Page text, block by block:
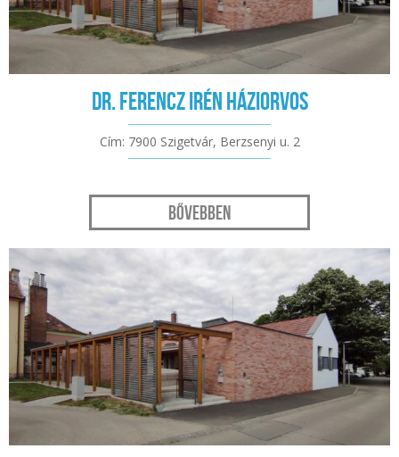
Dr. Ferencz Irén háziorvos
Cím: 7900 Szigetvár, Berzsenyi u. 2
Bővebben